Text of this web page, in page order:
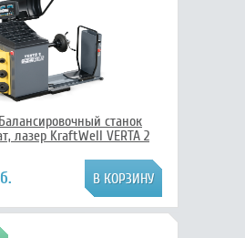
станок
лазер KraftWell VERTA 2